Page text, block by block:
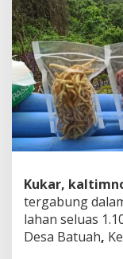
Kukar,
tergabung
lahan seluas
Desa Batuah,